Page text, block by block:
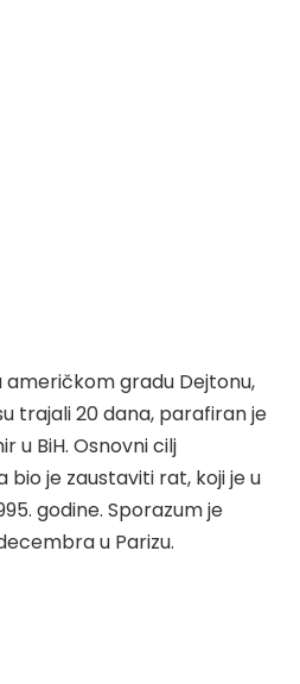
američkom gradu Dejtonu,
trajali 20 dana, parafiran je
u BiH. Osnovni cilj
je zaustaviti rat, koji je u
godine. Sporazum je
u Parizu.